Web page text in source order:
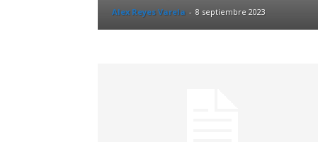
Alex Reyes Varela - 8 septiembre 2023